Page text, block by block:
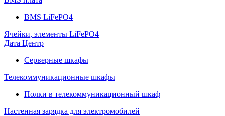
BMS LiFePO4
Ячейки, элементы LiFePO4
Дата Центр
Серверные шкафы
Телекоммуникационные шкафы
Полки в телекоммуникационный шкаф
Настенная зарядка для электромобилей